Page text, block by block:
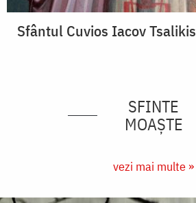
Sfântul Cuvios Iacov Tsalikis
SFINTE
MOAȘTE
vezi mai multe »